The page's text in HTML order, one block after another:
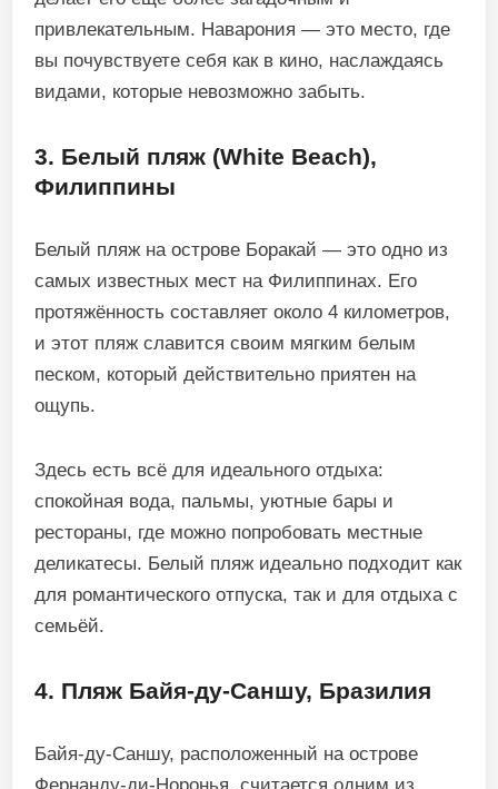
привлекательным. Наварония — это место, где
вы почувствуете себя как в кино, наслаждаясь
видами, которые невозможно забыть.
3. Белый пляж (White Beach),
Филиппины
Белый пляж на острове Боракай — это одно из
самых известных мест на Филиппинах. Его
протяжённость составляет около 4 километров,
и этот пляж славится своим мягким белым
песком, который действительно приятен на
ощупь.
Здесь есть всё для идеального отдыха:
спокойная вода, пальмы, уютные бары и
рестораны, где можно попробовать местные
деликатесы. Белый пляж идеально подходит как
для романтического отпуска, так и для отдыха с
семьёй.
4. Пляж Байя-ду-Саншу, Бразилия
Байя-ду-Саншу, расположенный на острове